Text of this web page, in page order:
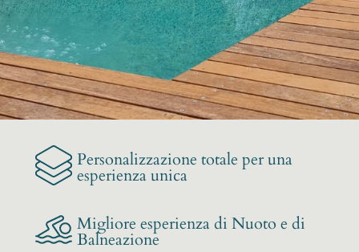
Personalizzazione totale per una
esperienza unica
Migliore esperienza di Nuoto e di
Balneazione